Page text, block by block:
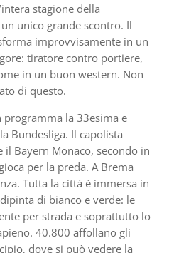
stagione della
unico grande scontro. Il
improvvisamente in un
tiratore contro portiere,
in un buon western. Non
di questo.
programma la 33esima e
Bundesliga. Il capolista
il Bayern Monaco, secondo in
per la preda. A Brema
Tutta la città è immersa in
di bianco e verde: le
per strada e soprattutto lo
40.800 affollano gli
dove si può vedere la